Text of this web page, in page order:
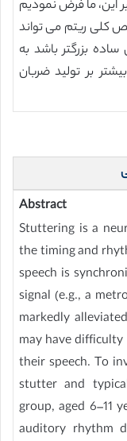
این، ما فرض نمودیم
کلی ریتم می تواند
بزرگتر باشد به
بر تولید ضربان
Abstract
Stuttering is a
the timing and
speech is
signal (e.g., a
markedly
may have
their speech. To
stutter and
group, aged 6–11
auditory rhythm